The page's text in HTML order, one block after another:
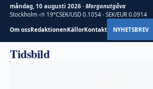
måndag, 10 augusti 2026 · Morgonutgåva
Stockholm ⛅ 19°CSEK/USD 0.1054 · SEK/EUR 0.0914
Om ossRedaktionenKällorKontakt NYHETSBREV
Hoppa
Tidsbild